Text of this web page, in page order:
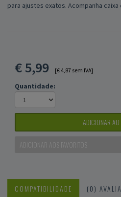
para ajustes exatos. Acompanha
€5,99 [€ 4,87 sem IVA]
Quantidade:
ADICIONAR AO
ADICIONAR AOS FAVORITOS
COMPATIBILIDADE
(0)